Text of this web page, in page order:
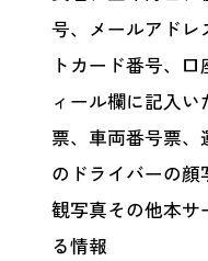
号、メールアドレ
トカード番号、
ィール欄に記入
票、車両番号票
のドライバーの
観写真その他本サ
る情報